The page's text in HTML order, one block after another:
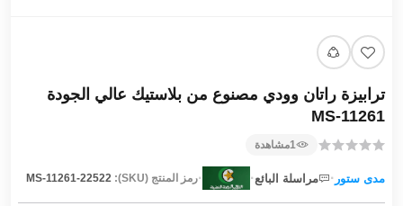
ترابيزة راتان وودي مصنوع من بلاستيك عالي الجودة
MS-11261
1مشاهدة
مدى ستور · مراسلة البائع ·
·رمز المنتج (SKU): MS-11261-22522